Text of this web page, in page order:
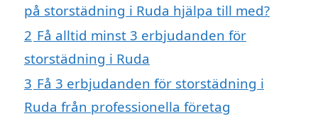
på storstädning i Ruda hjälpa till med?
2 Få alltid minst 3 erbjudanden för
storstädning i Ruda
3 Få 3 erbjudanden för storstädning i
Ruda från professionella företag